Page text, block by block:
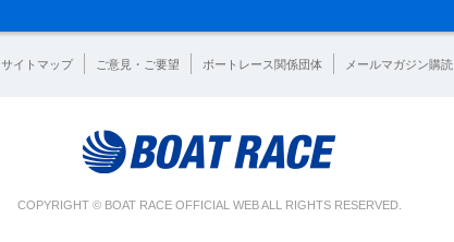
サイトマップ ご意見・ご要望 ボートレース関係団体 メールマガジン購読
COPYRIGHT © BOAT RACE OFFICIAL WEB ALL RIGHTS RESERVED.